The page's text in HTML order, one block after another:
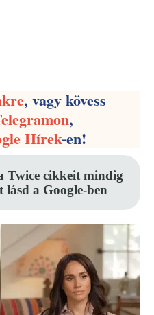
, vagy kövess
,
Hírek-en!
Twice cikkeit mindig
lásd a Google-ben